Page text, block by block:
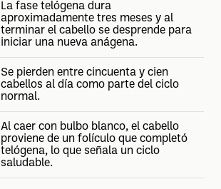
La fase telógena dura
aproximadamente tres meses y al
terminar el cabello se desprende para
iniciar una nueva anágena.
Se pierden entre cincuenta y cien
cabellos al día como parte del ciclo
normal.
Al caer con bulbo blanco, el cabello
proviene de un folículo que completó
telógena, lo que señala un ciclo
saludable.